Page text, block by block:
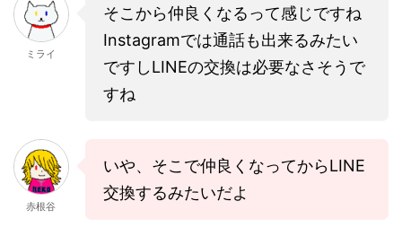
ミライ
そこから仲良くなるって感じですね
Instagramでは通話も出来るみたい
ですしLINEの交換は必要なさそうで
すね
赤根谷
いや、そこで仲良くなってからLINE
交換するみたいだよ